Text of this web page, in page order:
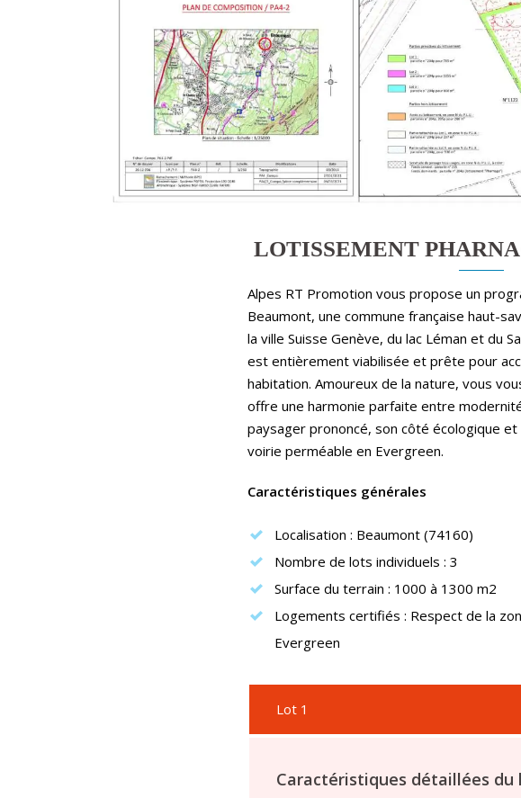
LOTISSEMENT
Alpes RT Promotion vous propose un
Beaumont, une commune française haut-
la ville Suisse Genève, du lac Léman et du
est entièrement viabilisée et prête pour
habitation. Amoureux de la nature, vous
offre une harmonie parfaite entre
paysager prononcé, son côté écologique
voirie perméable en Evergreen.
Caractéristiques générales
Localisation : Beaumont (74160)
Nombre de lots individuels : 3
Surface du terrain : 1000 à 1300 m2
Logements certifiés : Respect de la
Evergreen
Lot 1
Caractéristiques détaillées du